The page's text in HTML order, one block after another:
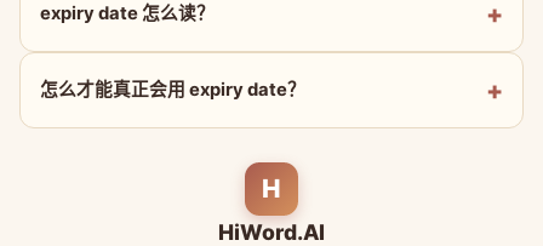
expiry date 怎么读？
怎么才能真正会用 expiry date？
H
HiWord.AI